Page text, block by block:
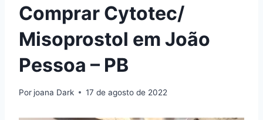
Comprar Cytotec/
Misoprostol em João
Pessoa – PB
Por joana Dark 17 de agosto de 2022